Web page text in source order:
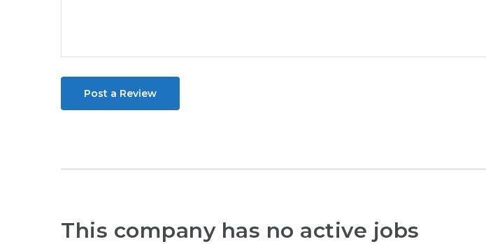
Post a Review
This company has no active jobs